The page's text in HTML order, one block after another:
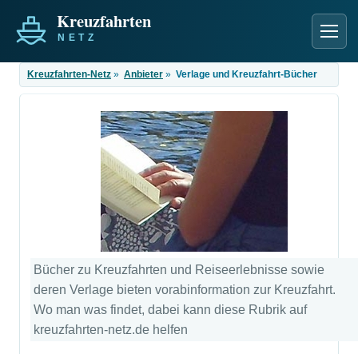
Kreuzfahrten-Netz » Anbieter » Verlage und Kreuzfahrt-Bücher
Bücher zu Kreuzfahrten und Reiseerlebnisse sowie
deren Verlage bieten vorabinformation zur Kreuzfahrt.
Wo man was findet, dabei kann diese Rubrik auf
kreuzfahrten-netz.de helfen